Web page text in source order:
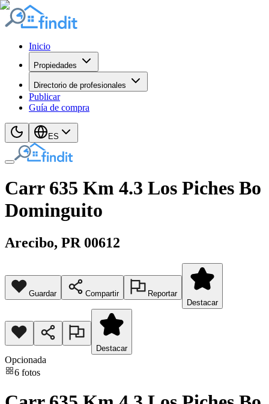
Inicio
Propiedades
Directorio de profesionales
Publicar
Guía de compra
ES
Carr 635 Km 4.3 Los Piches Bo
Dominguito
Arecibo, PR 00612
Guardar Compartir
Reportar
Destacar
Destacar
Opcionada
6 fotos